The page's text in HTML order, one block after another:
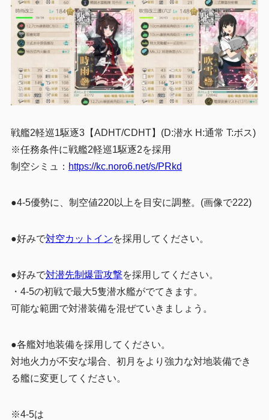
戦艦2軽巡1駆逐3【ADHT/CDHT】(D:潜水 H:通常 T:ボス)
※任務条件に戦艦2軽巡1駆逐2を採用
制空シミュ： https://kc.noro6.net/s/PRkd
●4-5優勢に、制空値220以上を目安に調整。(画像で222)
●好みで対空カットインを採用してください。
●好みで対潜先制爆雷攻撃を採用してください。
・4-5の初戦で最大5隻潜水艦がでてきます。
可能な範囲で対潜装備を混ぜていきましょう。
●各艦対地装備を採用してください。
対地火力が不安な場合、初月をより強力な対地装備でき
る艦に変更してください。
※4-5は